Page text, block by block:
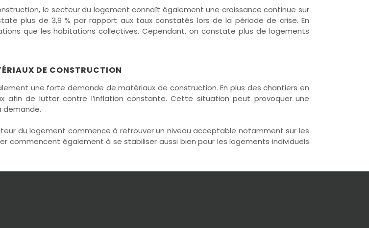
le secteur du logement connaît également une croissance continue sur
plus de 3,9 % par rapport aux taux constatés lors de la période de crise. En
que les habitations collectives. Cependant, on constate plus de logements
DE CONSTRUCTION
une forte demande de matériaux de construction. En plus des chantiers en
afin de lutter contre l’inflation constante. Cette situation peut provoquer une
demande.
du logement commence à retrouver un niveau acceptable notamment sur les
commencent également à se stabiliser aussi bien pour les logements individuels